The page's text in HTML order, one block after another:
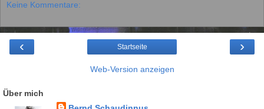
Keine Kommentare:
‹ ›
Startseite
Web-Version anzeigen
Über mich